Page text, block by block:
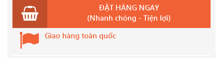
ĐẶT HÀNG NGAY
(Nhanh chóng - Tiện lợi)
Giao hàng toàn quốc